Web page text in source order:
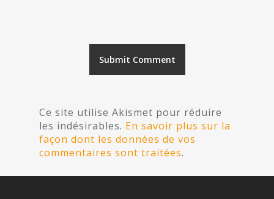
Ce site utilise Akismet pour réduire
les indésirables. En savoir plus sur la
façon dont les données de vos
commentaires sont traitées.